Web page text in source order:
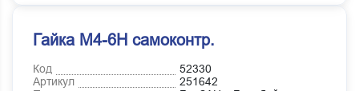
Гайка М4-6Н самоконтр.
Код
52330
Артикул
251642